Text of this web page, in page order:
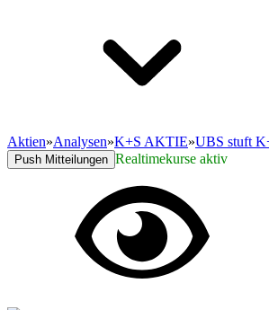
Aktien»Analysen»K+S AKTIE»UBS stuft
Push Mitteilungen Realtimekurse aktiv